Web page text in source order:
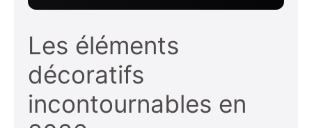
Les éléments
décoratifs
incontournables en